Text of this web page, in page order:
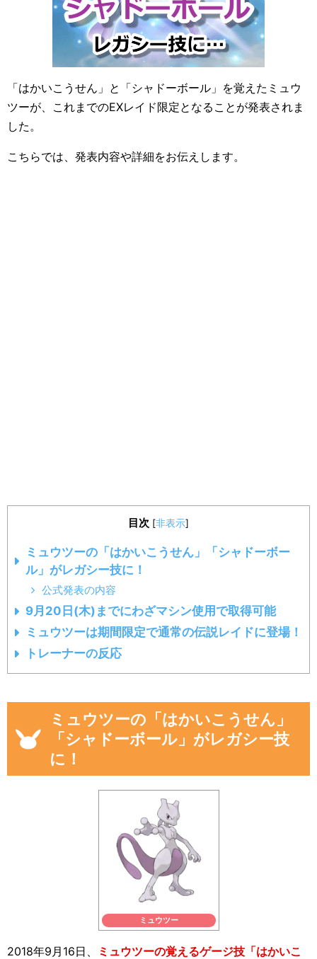
「はかいこうせん」と「シャドーボール」を覚えたミュウ
ツーが、これまでのEXレイド限定となることが発表されま
した。
こちらでは、発表内容や詳細をお伝えします。
目次 [非表示]
ミュウツーの「はかいこうせん」「シャドーボー
ル」がレガシー技に！
公式発表の内容
9月20日(木)までにわざマシン使用で取得可能
ミュウツーは期間限定で通常の伝説レイドに登場！
トレーナーの反応
ミュウツーの「はかいこうせん」
「シャドーボール」がレガシー技
に！
ミュウツー
2018年9月16日、
ミュウツーの覚えるゲージ技「はかいこ